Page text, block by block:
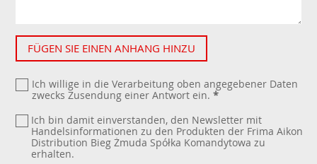
FÜGEN SIE EINEN ANHANG HINZU
Ich willige in die Verarbeitung oben angegebener Daten
zwecks Zusendung einer Antwort ein. *
Ich bin damit einverstanden, den Newsletter mit
Handelsinformationen zu den Produkten der Frima Aikon
Distribution Bieg Żmuda Spółka Komandytowa zu
erhalten.